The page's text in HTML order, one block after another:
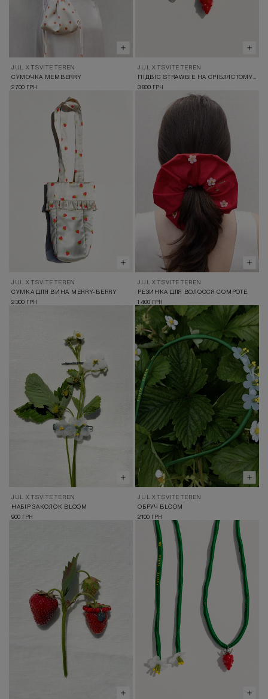
JUL X TSVITE TEREN
СУМОЧКА MEMBERRY
2 700 ГРН
JUL X TSVITE TEREN
3 800 ГРН
JUL X TSVITE TEREN
СУМКА ДЛЯ ВИНА MERRY-BERRY
2 300 ГРН
JUL X TSVITE TEREN
РЕЗИНКА ДЛЯ ВОЛОССЯ COMPOTE
1 400 ГРН
JUL X TSVITE TEREN
НАБІР ЗАКОЛОК BLOOM
900 ГРН
JUL X TSVITE TEREN
ОБРУЧ BLOOM
2 100 ГРН